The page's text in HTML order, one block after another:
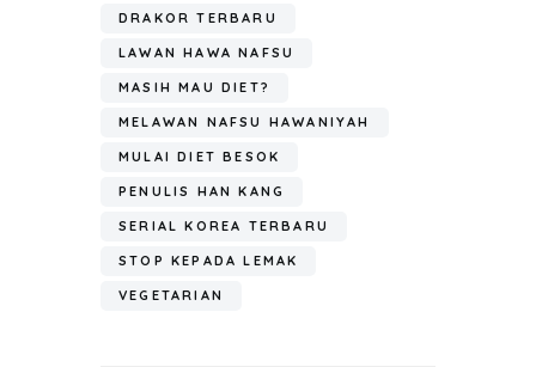
DRAKOR TERBARU
LAWAN HAWA NAFSU
MASIH MAU DIET?
MELAWAN NAFSU HAWANIYAH
MULAI DIET BESOK
PENULIS HAN KANG
SERIAL KOREA TERBARU
STOP KEPADA LEMAK
VEGETARIAN